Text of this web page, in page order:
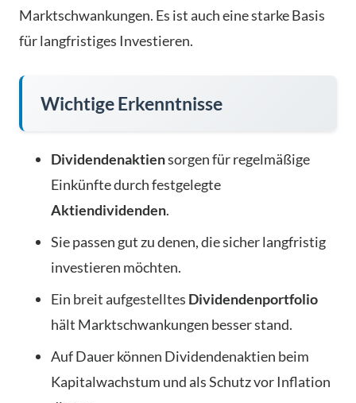
Marktschwankungen. Es ist auch eine starke Basis
für langfristiges Investieren.
Wichtige Erkenntnisse
Dividendenaktiensorgen für regelmäßige
Einkünfte durch festgelegte
Aktiendividenden.
Sie passen gut zu denen, die sicher langfristig
investieren möchten.
Ein breit aufgestelltes Dividendenportfolio
hält Marktschwankungen besser stand.
Auf Dauer können Dividendenaktien beim
Kapitalwachstum und als Schutz vor Inflation